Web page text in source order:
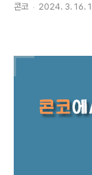
콘코 2024. 3. 16.